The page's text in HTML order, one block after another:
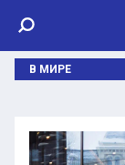
В МИРЕ